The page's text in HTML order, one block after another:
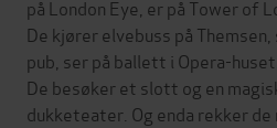
på London Eye, er på Tower of
De kjører elvebuss på
pub, ser på ballett i Opera-
De besøker et slott og en
dukketeater. Og enda rekker de